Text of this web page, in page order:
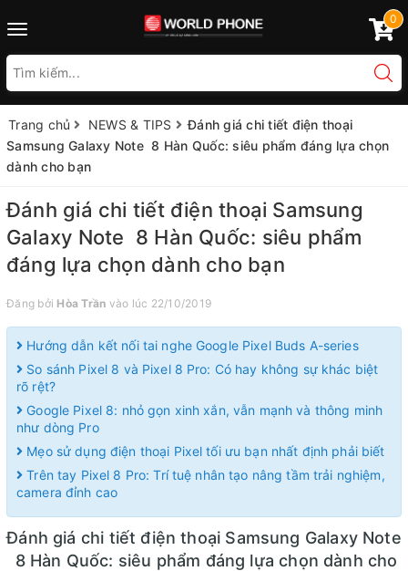
Toggle
0
Trang chủ NEWS & TIPS
Đánh giá chi tiết điện thoại
Samsung Galaxy Note 8 Hàn Quốc: siêu phẩm đáng lựa chọn
dành cho bạn
Đánh giá chi tiết điện thoại Samsung
Galaxy Note 8 Hàn Quốc: siêu phẩm
đáng lựa chọn dành cho bạn
Đăng bởi Hòa Trần vào lúc 22/10/2019
Hướng dẫn kết nối tai nghe Google Pixel Buds A-series
So sánh Pixel 8 và Pixel 8 Pro: Có hay không sự khác biệt
rõ rệt?
Google Pixel 8: nhỏ gọn xinh xắn, vẫn mạnh và thông minh
như dòng Pro
Mẹo sử dụng điện thoại Pixel tối ưu bạn nhất định phải biết
Trên tay Pixel 8 Pro: Trí tuệ nhân tạo nâng tầm trải nghiệm,
camera đỉnh cao
Đánh giá chi tiết điện thoại Samsung Galaxy Note
8 Hàn Quốc: siêu phẩm đáng lựa chọn dành cho